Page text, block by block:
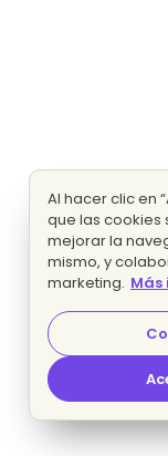
Al hacer clic en
que las cookies
mejorar la
mismo, y
marketing.